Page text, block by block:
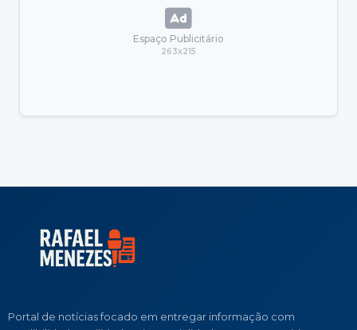
Espaço Publicitário
263x215
Portal de notícias focado em entregar informação com